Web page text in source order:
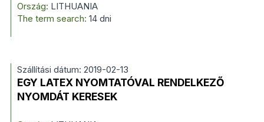
Ország: LITHUANIA
The term search: 14 dni
Szállítási dátum: 2019-02-13
EGY LATEX NYOMTATÓVAL RENDELKEZŐ
NYOMDÁT KERESEK